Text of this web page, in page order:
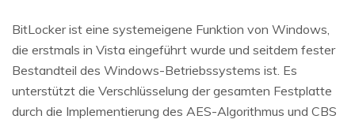
BitLocker ist eine systemeigene Funktion von Windows,
die erstmals in Vista eingeführt wurde und seitdem fester
Bestandteil des Windows-Betriebssystems ist. Es
unterstützt die Verschlüsselung der gesamten Festplatte
durch die Implementierung des AES-Algorithmus und CBS